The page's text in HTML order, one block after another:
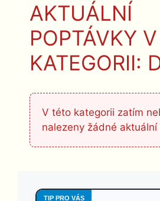
AKTUÁLNÍ
POPTÁVKY V
KATEGORII:
V této kategorii zatím
nalezeny žádné aktuální
TIP PRO VÁS